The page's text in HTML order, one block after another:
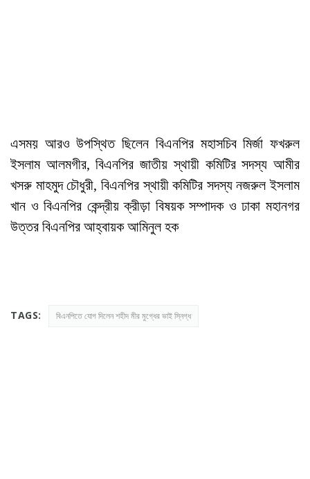
এসময় আরও উপস্থিত ছিলেন বিএনপির মহাসচিব মির্জা ফখরুল
ইসলাম আলমগীর, বিএনপির জাতীয় স্থায়ী কমিটির সদস্য আমীর
খসরু মাহমুদ চৌধুরী, বিএনপির স্থায়ী কমিটির সদস্য নজরুল ইসলাম
খান ও বিএনপির কেন্দ্রীয় ক্রীড়া বিষয়ক সম্পাদক ও ঢাকা মহানগর
উত্তর বিএনপির আহ্বায়ক আমিনুল হক
TAGS: বিএনপিতে যোগ দিলেন শহীদ মীর মুগ্ধের ভাই স্নিগ্ধ